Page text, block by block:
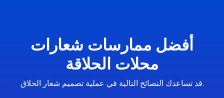
أفضل ممارسات شعارات
محلات الحلاقة
قد تساعدك النصائح التالية في عملية تصميم شعار الحلاق.